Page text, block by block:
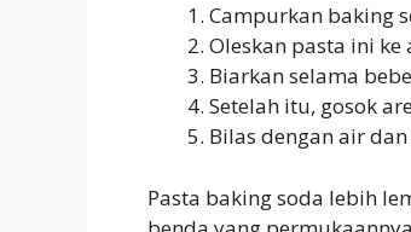
Campurkan baking
Oleskan pasta ini
Biarkan selama
Setelah itu, gosok
Bilas dengan air
Pasta baking soda lebih